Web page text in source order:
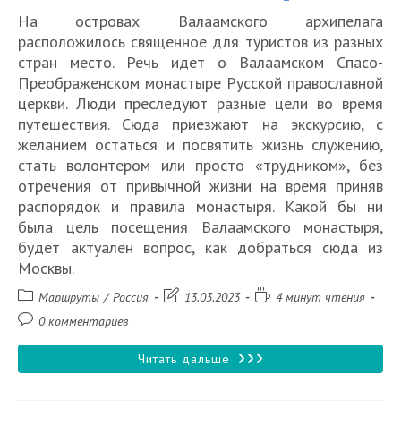
На островах Валаамского архипелага
расположилось священное для туристов из разных
стран место. Речь идет о Валаамском Спасо-
Преображенском монастыре Русской православной
церкви. Люди преследуют разные цели во время
путешествия. Сюда приезжают на экскурсию, с
желанием остаться и посвятить жизнь служению,
стать волонтером или просто «трудником», без
отречения от привычной жизни на время приняв
распорядок и правила монастыря. Какой бы ни
была цель посещения Валаамского монастыря,
будет актуален вопрос, как добраться сюда из
Москвы.
Рубрика
записи:
Маршруты / Россия
Запись13.03.2023
Время4 минут чтения
Комментарии
0 комментариев
Читать дальше Как